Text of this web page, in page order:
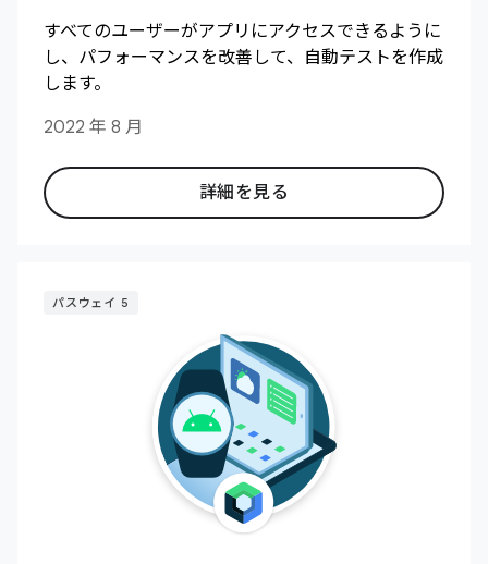
すべてのユーザーがアプリにアクセスできるように
し、パフォーマンスを改善して、自動テストを作成
します。
2022 年 8 月
詳細を見る
パスウェイ 5